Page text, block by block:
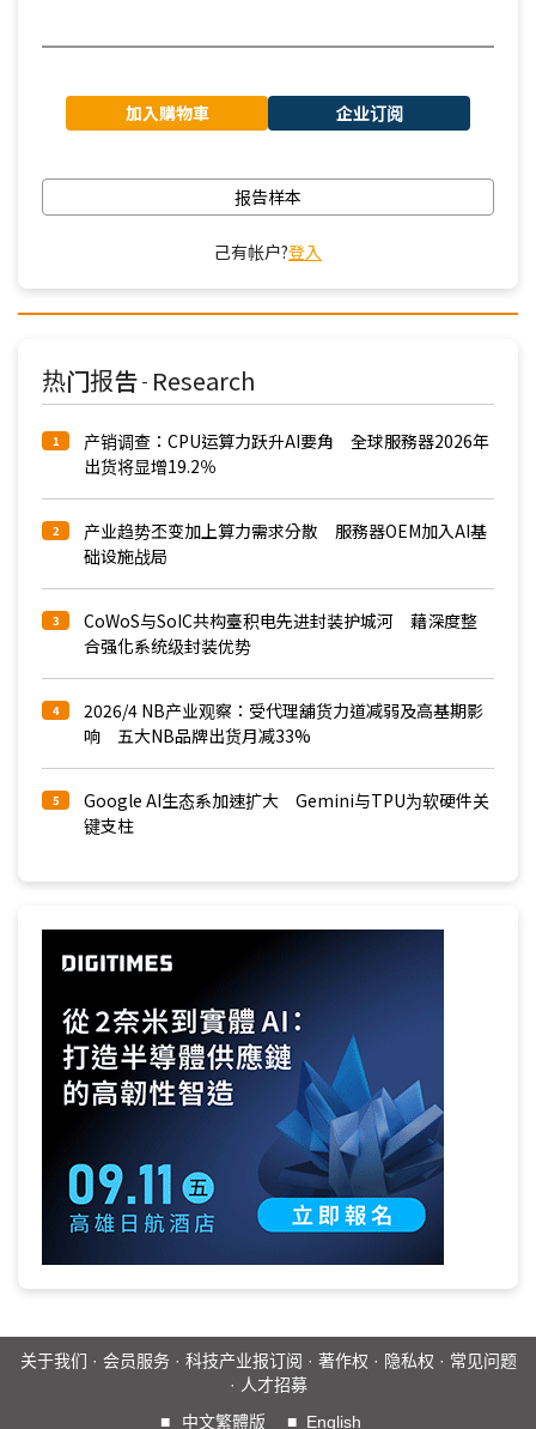
加入購物車 企业订阅
报告样本
己有帐户?登入
热门报告 - Research
1
产销调查：CPU运算力跃升AI要角 全球服務器2026年
出货将显增19.2％
2
产业趋势丕变加上算力需求分散 服務器OEM加入AI基
础设施战局
3
CoWoS与SoIC共构臺积电先进封装护城河 藉深度整
合强化系统级封装优势
4
2026/4 NB产业观察：受代理舖货力道减弱及高基期影
响 五大NB品牌出货月减33%
5
Google AI生态系加速扩大 Gemini与TPU为软硬件关
键支柱
关于我们 · 会员服务· 科技产业报订阅 · 著作权 · 隐私权 · 常见问题
· 人才招募
■
中文繁體版 ■ English